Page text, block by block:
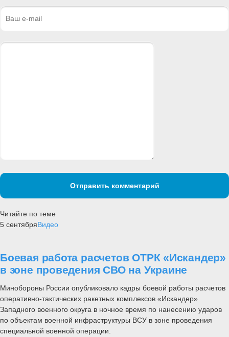
Отправить комментарий
Читайте по теме
5 сентябряВидео
Боевая работа расчетов ОТРК «Искандер»
в зоне проведения СВО на Украине
Минобороны России опубликовало кадры боевой работы расчетов
оперативно-тактических ракетных комплексов «Искандер»
Западного военного округа в ночное время по нанесению ударов
по объектам военной инфраструктуры ВСУ в зоне проведения
специальной военной операции.